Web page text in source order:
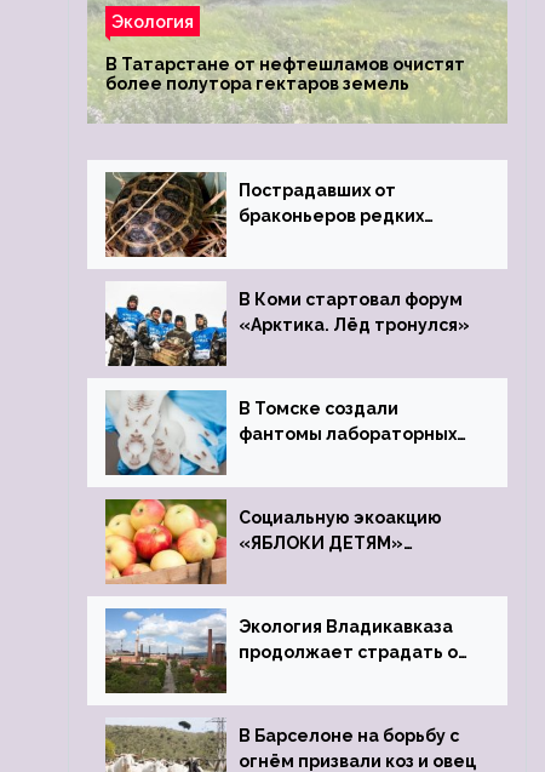
Экология
В Татарстане от нефтешламов очистят
более полутора гектаров земель
Пострадавших от
браконьеров редких
Ростовский зоопарк
В Коми стартовал форум
«Арктика. Лёд тронулся»
В Томске создали
фантомы лабораторных
Социальную экоакцию
«ЯБЛОКИ ДЕТЯМ»
Экология Владикавказа
продолжает страдать от
завода
В Барселоне на борьбу с
огнём призвали коз и овец